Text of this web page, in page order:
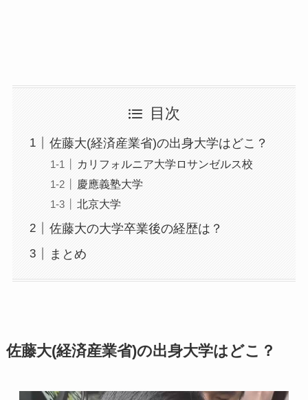
目次
佐藤大(経済産業省)の出身大学はどこ？
カリフォルニア大学ロサンゼルス校
慶應義塾大学
北京大学
佐藤大の大学卒業後の経歴は？
まとめ
佐藤大(経済産業省)の出身大学はどこ？